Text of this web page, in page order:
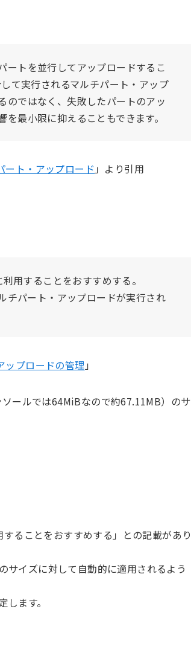
ートを並行してアップロードするこ
て実行されるマルチパート・アップ
のではなく、失敗したパートのアッ
最小限に抑えることもできます。
ート・アップロード 」より引用
用することをおすすめする。
パート・アップロードが実行され
ップロードの管理 」
ールでは64MiBなので約67.11MB）のサ
ることをおすすめする」との記載があり
サイズに対して自動的に適用されるよう
ます。